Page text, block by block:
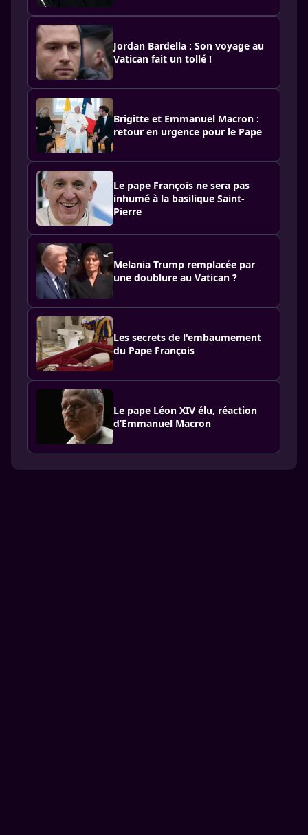
Jordan Bardella : Son voyage au
Vatican fait un tollé !
Brigitte et Emmanuel Macron :
retour en urgence pour le Pape
Le pape François ne sera pas
inhumé à la basilique Saint-
Pierre
Melania Trump remplacée par
une doublure au Vatican ?
Les secrets de l'embaumement
du Pape François
Le pape Léon XIV élu, réaction
d’Emmanuel Macron